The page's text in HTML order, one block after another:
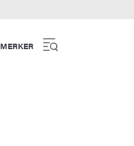
MERKER